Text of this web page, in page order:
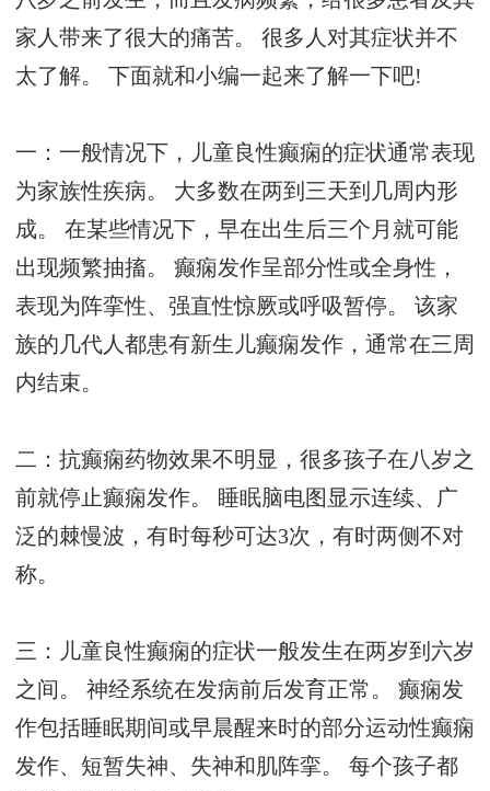
家人带来了很大的痛苦。 很多人对其症状并不
太了解。 下面就和小编一起来了解一下吧!
一：一般情况下，儿童良性癫痫的症状通常表现
为家族性疾病。 大多数在两到三天到几周内形
成。 在某些情况下，早在出生后三个月就可能
出现频繁抽搐。 癫痫发作呈部分性或全身性，
表现为阵挛性、强直性惊厥或呼吸暂停。 该家
族的几代人都患有新生儿癫痫发作，通常在三周
内结束。
二：抗癫痫药物效果不明显，很多孩子在八岁之
前就停止癫痫发作。 睡眠脑电图显示连续、广
泛的棘慢波，有时每秒可达3次，有时两侧不对
称。
三：儿童良性癫痫的症状一般发生在两岁到六岁
之间。 神经系统在发病前后发育正常。 癫痫发
作包括睡眠期间或早晨醒来时的部分运动性癫痫
发作、短暂失神、失神和肌阵挛。 每个孩子都